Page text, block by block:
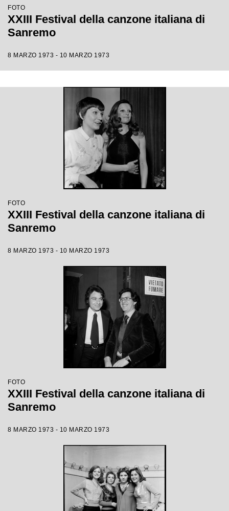
FOTO
XXIII Festival della canzone italiana di
Sanremo
8 MARZO 1973 - 10 MARZO 1973
FOTO
XXIII Festival della canzone italiana di
Sanremo
8 MARZO 1973 - 10 MARZO 1973
FOTO
XXIII Festival della canzone italiana di
Sanremo
8 MARZO 1973 - 10 MARZO 1973